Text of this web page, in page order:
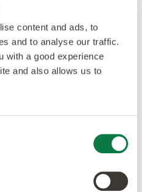
content and ads, to
and to analyse our traffic.
with a good experience
and also allows us to